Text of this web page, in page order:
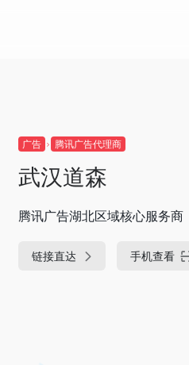
广告 腾讯广告代理商
武汉道森
腾讯广告湖北区域核心服务商
链接直达 手机查看